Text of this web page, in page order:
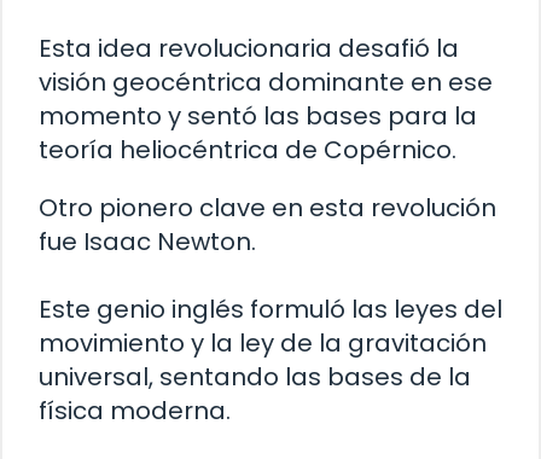
Esta idea revolucionaria desafió la
visión geocéntrica dominante en ese
momento y sentó las bases para la
teoría heliocéntrica de Copérnico.
Otro pionero clave en esta revolución
fue Isaac Newton.
Este genio inglés formuló las leyes del
movimiento y la ley de la gravitación
universal, sentando las bases de la
física moderna.